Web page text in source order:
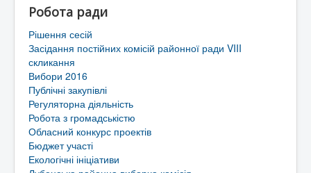
Районна рада
Мапа сайту
Контакти
Територіальні громади Лубенського району
Робота ради
Рішення сесій
Засідання постійних комісій районної ради VIII
скликання
Вибори 2016
Публічні закупівлі
Регуляторна діяльність
Робота з громадськістю
Обласний конкурс проектів
Бюджет участі
Екологічні ініціативи